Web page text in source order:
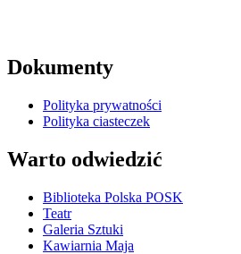
Dokumenty
Polityka prywatności
Polityka ciasteczek
Warto odwiedzić
Biblioteka Polska POSK
Teatr
Galeria Sztuki
Kawiarnia Maja